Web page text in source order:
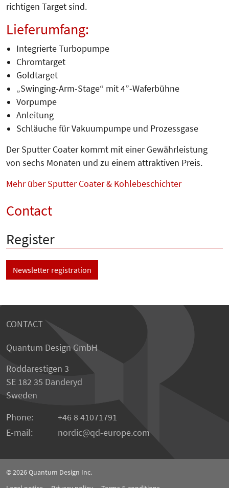
richtigen Target sind.
Lieferumfang:
Integrierte Turbopumpe
Chromtarget
Goldtarget
„Swinging-Arm-Stage“ mit 4”-Waferbühne
Vorpumpe
Anleitung
Schläuche für Vakuumpumpe und Prozessgase
Der Sputter Coater kommt mit einer Gewährleistung
von sechs Monaten und zu einem attraktiven Preis.
Mehr über Sputter Coater & Kohlebeschichter
Contact
Register
Newsletter registration
CONTACT
Quantum Design GmbH
Roddarestigen 3
SE 182 35 Danderyd
Sweden
Phone:
+46 8 41071791
E-mail:
nordic qd-europe.com
© 2026Quantum Design Inc.